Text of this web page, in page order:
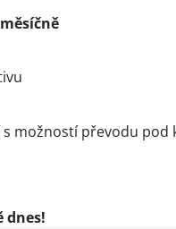
možností převodu pod
dnes!